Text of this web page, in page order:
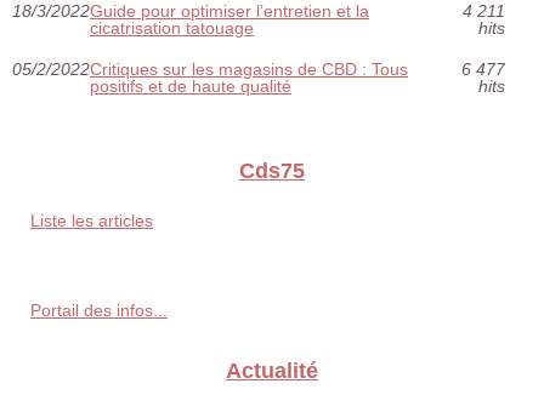
18/3/2022Guide pour optimiser l’entretien et la
cicatrisation tatouage
4 211
hits
05/2/2022Critiques sur les magasins de CBD : Tous
positifs et de haute qualité
6 477
hits
Cds75
Liste les articles
Portail des infos...
Actualité